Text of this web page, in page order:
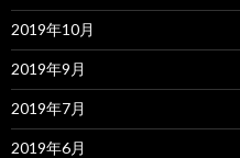
2019年10月
2019年9月
2019年7月
2019年6月